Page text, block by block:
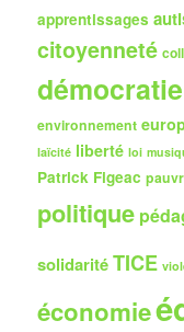
apprentissages
citoyenneté
démocratie
environnement
laïcité liberté loi
Patrick Figeac
politique
solidaritéTICE
économie